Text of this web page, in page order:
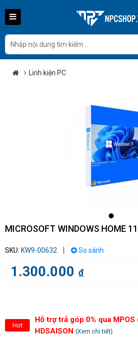
Linh kiện PC
MICROSOFT WINDOWS HOME
SKU: KW9-00632 So sánh
1.300.000 đ
Hot
Hỗ trợ trả góp 0% qua
HDSAISON (Xem chi tiết)